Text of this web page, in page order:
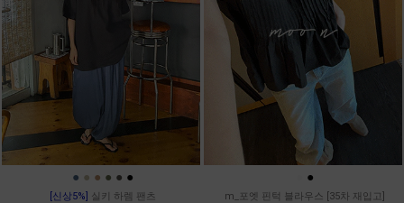
● ● ● ● ● ●
[신상5%] 실키 하렘 팬츠
●
m_포엣 핀턱 블라우스 [35차 재입고]